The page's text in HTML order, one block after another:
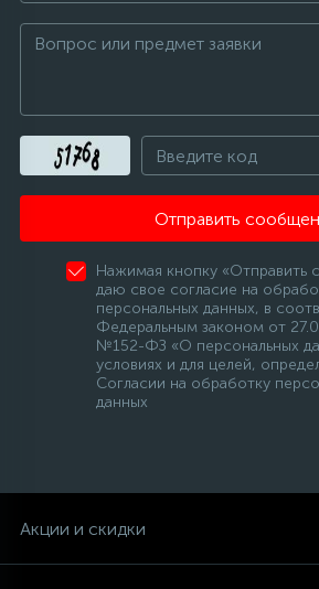
Отправить
Нажимая кнопку «Отправить
даю свое согласие на
персональных данных, в
Федеральным законом от
№152-ФЗ «О персональных
условиях и для целей,
Согласии на обработку
данных
Акции и скидки